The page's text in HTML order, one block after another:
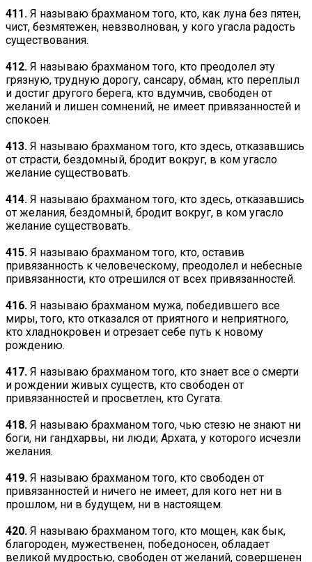
411. Я называю брахманом того, кто, как луна без пятен,
чист, безмятежен, невзволнован, у кого угасла радость
существования.
412. Я называю брахманом того, кто преодолел эту
грязную, трудную дорогу, сансару, обман, кто переплыл
и достиг другого берега, кто вдумчив, свободен от
желаний и лишен сомнений, не имеет привязанностей и
спокоен.
413. Я называю брахманом того, кто здесь, отказавшись
от страсти, бездомный, бродит вокруг, в ком угасло
желание существовать.
414. Я называю брахманом того, кто здесь, отказавшись
от желания, бездомный, бродит вокруг, в ком угасло
желание существовать.
415. Я называю брахманом того, кто, оставив
привязанность к человеческому, преодолел и небесные
привязанности, кто отрешился от всех привязанностей.
416. Я называю брахманом мужа, победившего все
миры, того, кто отказался от приятного и неприятного,
кто хладнокровен и отрезает себе путь к новому
рождению.
417. Я называю брахманом того, кто знает все о смерти
и рождении живых существ, кто свободен от
привязанностей и просветлен, кто Сугата.
418. Я называю брахманом того, чью стезю не знают ни
боги, ни гандхарвы, ни люди; Архата, у которого исчезли
желания.
419. Я называю брахманом того, кто свободен от
привязанностей и ничего не имеет, для кого нет ни в
прошлом, ни в будущем, ни в настоящем.
420. Я называю брахманом того, кто мощен, как бык,
благороден, мужественен, победоносен, обладает
великой мудростью, свободен от желаний, совершенен